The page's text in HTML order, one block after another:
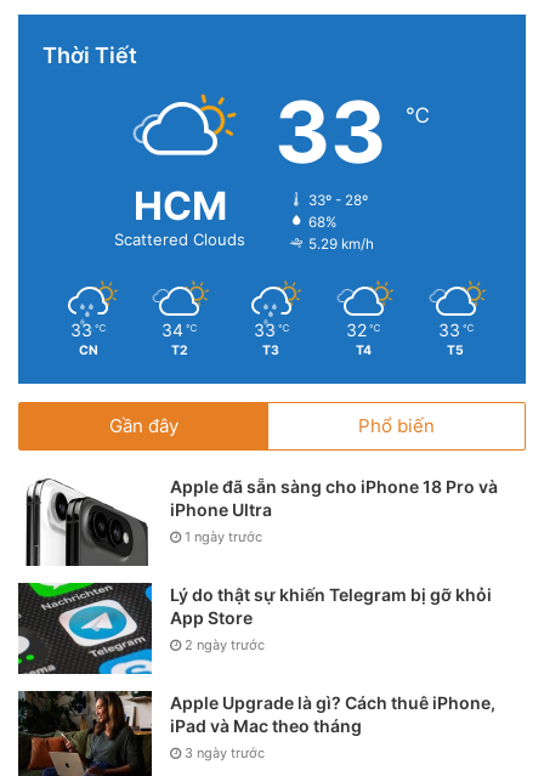
Thời Tiết
HCM
Scattered Clouds
33 ℃
33º - 28º
68%
5.29 km/h
33 ℃
CN
34 ℃
T2
33 ℃
T3
32 ℃
T4
33 ℃
T5
Gần đây Phổ biến
Apple đã sẵn sàng cho iPhone 18 Pro và
iPhone Ultra
1 ngày trước
Lý do thật sự khiến Telegram bị gỡ khỏi
App Store
2 ngày trước
Apple Upgrade là gì? Cách thuê iPhone,
iPad và Mac theo tháng
3 ngày trước